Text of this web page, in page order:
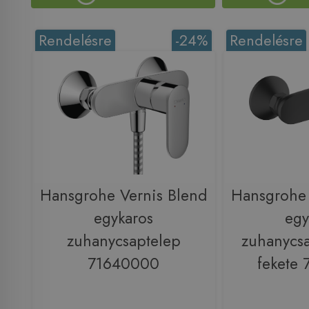
-24%
Rendelésre
Hansgrohe Vernis Blend
egykaros
zuhanycsaptelep
71640000
Rendelésre
fekete